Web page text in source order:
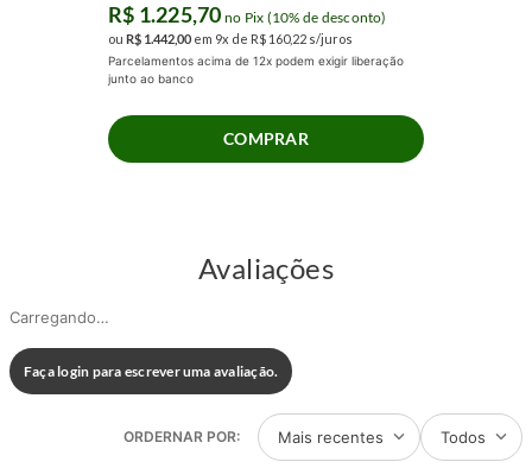
R$ 1.225,70 no Pix (10% de desconto)
ou R$ 1.44200 em 9x de R$ 160,22 s/juros
Parcelamentos acima de 12x podem exigir liberação
junto ao banco
COMPRAR
Avaliações
Carregando…
Faça login para escrever uma avaliação.
Mais recentes Todos